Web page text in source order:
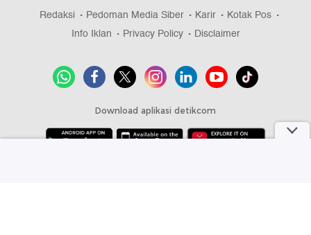
Redaksi Pedoman Media Siber Karir
Kotak Pos
Info Iklan
Privacy Policy Disclaimer
Download aplikasi detikcom